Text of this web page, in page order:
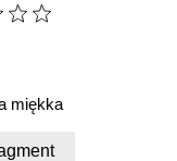
miękka